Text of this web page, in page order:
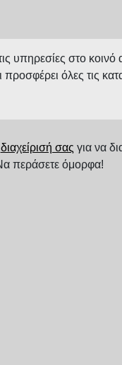
υπηρεσίες στο κοινό
όλες τις
διαχείρισή σας για να
περάσετε όμορφα!